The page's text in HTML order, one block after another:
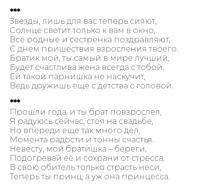
***
Звезды, лишь для вас теперь сияют,
Солнце светит только к вам в окно,
Все родные и сестренка поздравляют,
С днем пришествия взросления твоего.
Братик мой, ты самый в мире лучший,
Будет счастлива жена всегда с тобой,
Ей такой парнишка не наскучит,
Ведь дружишь еще с детства с головой.
***
Прошли года, и ты брат повзрослел,
Я радуюсь сейчас, стоя на свадьбе,
Но впереди еще так много дел,
Момента радости и тонны счастья.
Невесту, мой братишка – береги,
Подогревай её и сохрани от стресса,
В свою обитель только страсть неси,
Теперь ты принц, а уж она принцесса.